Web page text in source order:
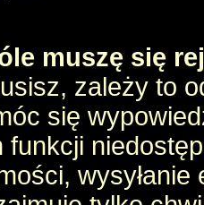
muszę się
zależy to
się